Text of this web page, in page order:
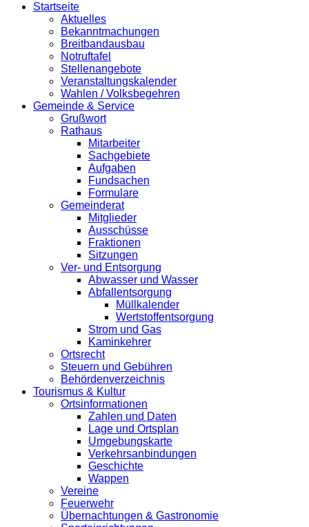
Startseite
Aktuelles
Bekanntmachungen
Breitbandausbau
Notruftafel
Stellenangebote
Veranstaltungskalender
Wahlen / Volksbegehren
Gemeinde & Service
Grußwort
Rathaus
Mitarbeiter
Sachgebiete
Aufgaben
Fundsachen
Formulare
Gemeinderat
Mitglieder
Ausschüsse
Fraktionen
Sitzungen
Ver- und Entsorgung
Abwasser und Wasser
Abfallentsorgung
Müllkalender
Wertstoffentsorgung
Strom und Gas
Kaminkehrer
Ortsrecht
Steuern und Gebühren
Behördenverzeichnis
Tourismus & Kultur
Ortsinformationen
Zahlen und Daten
Lage und Ortsplan
Umgebungskarte
Verkehrsanbindungen
Geschichte
Wappen
Vereine
Feuerwehr
Übernachtungen & Gastronomie